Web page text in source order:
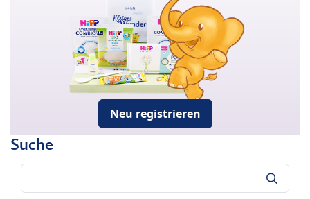
Neu registrieren
Suche